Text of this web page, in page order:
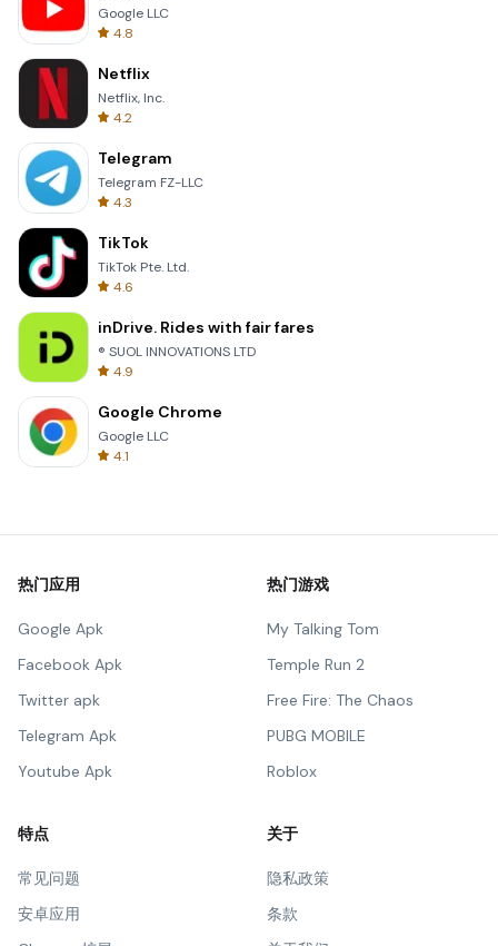
Google LLC
4.8
Netflix
Netflix, Inc.
4.2
Telegram
Telegram FZ-LLC
4.3
TikTok
TikTok Pte. Ltd.
4.6
inDrive. Rides with fair fares
® SUOL INNOVATIONS LTD
4.9
Google Chrome
Google LLC
4.1
热门应用
Google Apk
Facebook Apk
Twitter apk
Telegram Apk
Youtube Apk
热门游戏
My Talking Tom
Temple Run 2
Free Fire: The Chaos
PUBG MOBILE
Roblox
特点
常见问题
安卓应用
关于
隐私政策
条款